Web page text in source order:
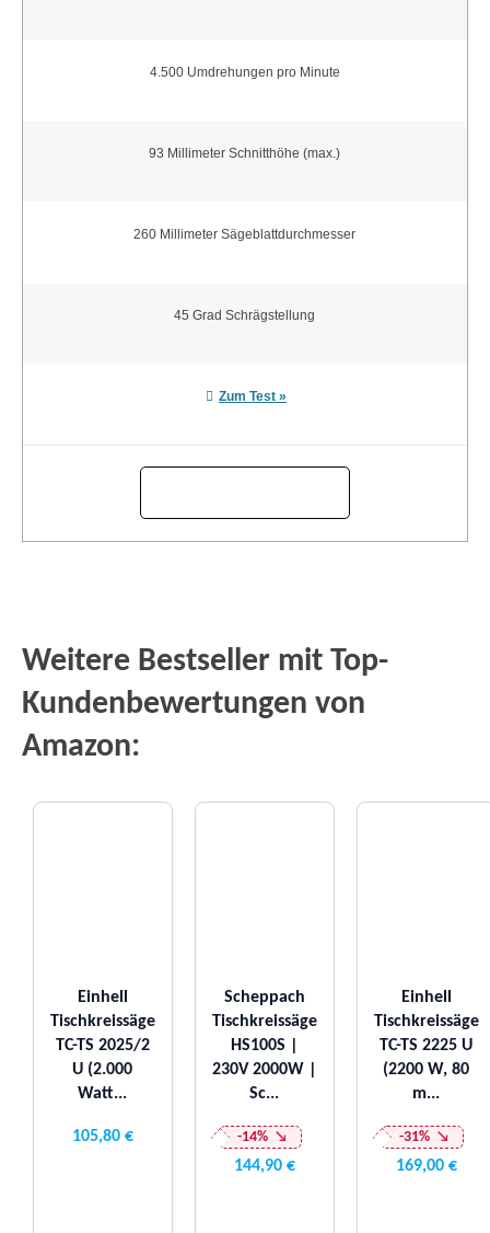
4.500 Umdrehungen pro Minute
93 Millimeter Schnitthöhe (max.)
260 Millimeter Sägeblattdurchmesser
45 Grad Schrägstellung
Zum Test »
Weitere Bestseller mit Top-
Kundenbewertungen von
Amazon:
Einhell
Tischkreissäge
TC-TS 2025/2
U (2.000
Watt...
105,80 €
Scheppach
Tischkreissäge
HS100S |
230V 2000W |
Sc...
-14%
144,90 €
Einhell
Tischkreissäge
TC-TS 2225 U
(2200 W, 80
m...
-31%
169,00 €